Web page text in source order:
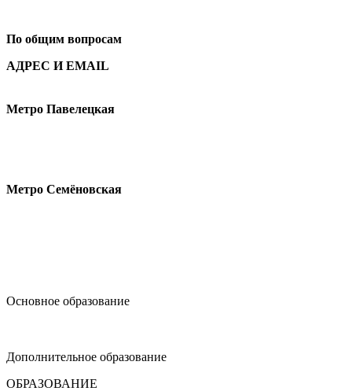
По общим вопросам
АДРЕС И EMAIL
Метро Павелецкая
Метро Семёновская
Основное образование
Дополнительное образование
ОБРАЗОВАНИЕ